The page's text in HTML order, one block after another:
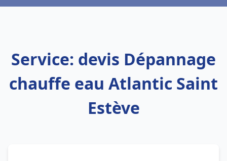
Service: devis Dépannage
chauffe eau Atlantic Saint
Estève